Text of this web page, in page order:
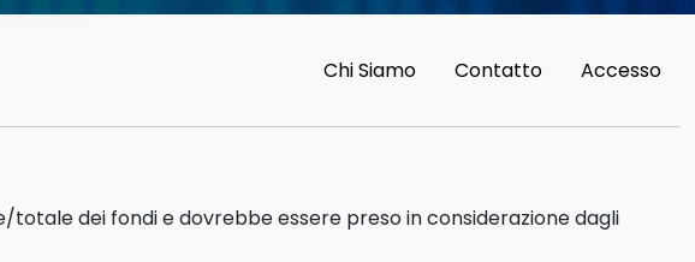
Chi Siamo Contatto Accesso
dei fondi e dovrebbe essere preso in considerazione dagli